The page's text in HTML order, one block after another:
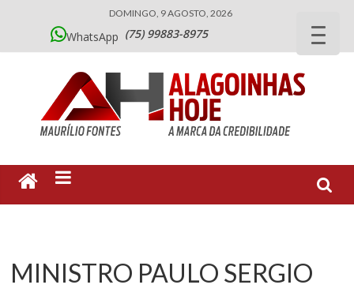
DOMINGO, 9 AGOSTO, 2026
WhatsApp (75) 99883-8975
MINISTRO PAULO SERGIO